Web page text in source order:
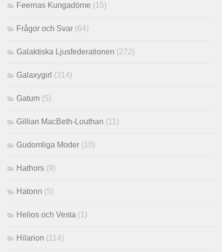
Feernas Kungadöme (15)
Frågor och Svar (64)
Galaktiska Ljusfederationen (272)
Galaxygirl (314)
Gatum (5)
Gillian MacBeth-Louthan (11)
Gudomliga Moder (10)
Hathors (9)
Hatonn (5)
Helios och Vesta (1)
Hilarion (114)